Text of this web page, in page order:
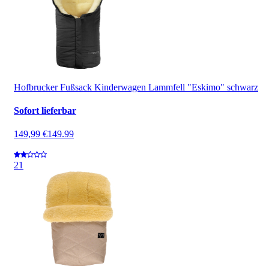
Hofbrucker Fußsack Kinderwagen Lammfell "Eskimo" schwarz
Sofort lieferbar
149,99 €149.99
21